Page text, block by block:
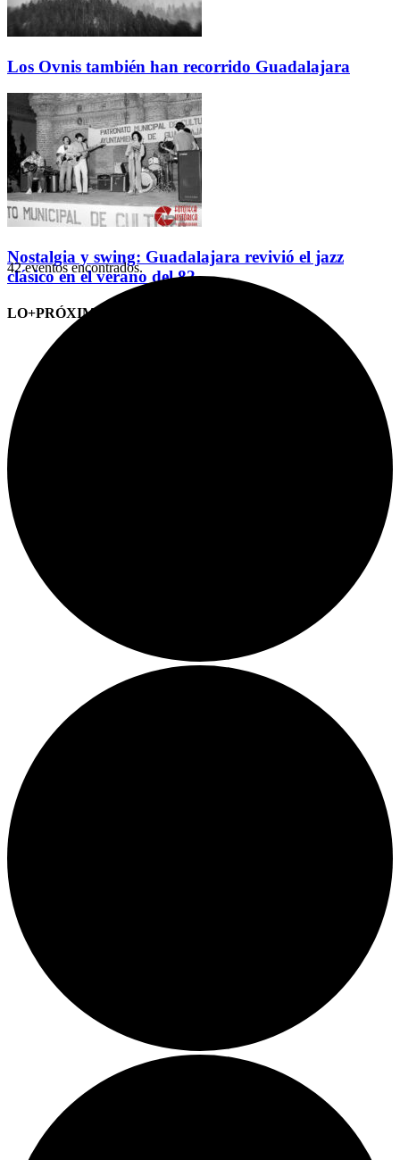
Los Ovnis también han recorrido Guadalajara
Nostalgia y swing: Guadalajara revivió el jazz
clásico en el verano del 82
LO+PRÓXIMO (CITAS)
42 eventos encontrados.